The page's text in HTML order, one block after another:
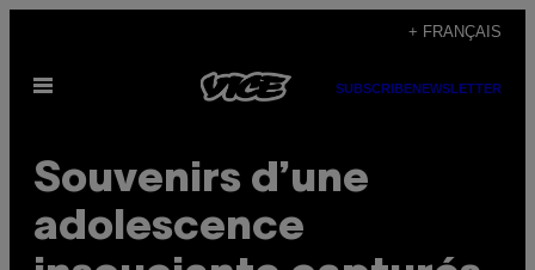
content
+ FRANÇAIS
Open
SUBSCRIBENEWSLETTER
Souvenirs d’une
adolescence